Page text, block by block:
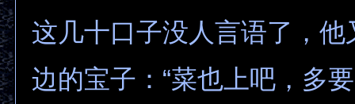
这几十口子没人言语了，他
边的宝子：“菜也上吧，多